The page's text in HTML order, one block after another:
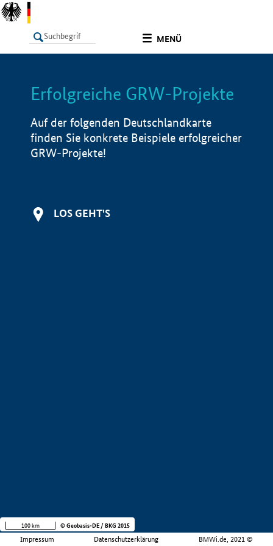
MENÜ
LISTE Info
Erfolgreiche GRW-Projekte
Auf der folgenden Deutschlandkarte
finden Sie konkrete Beispiele erfolgreicher
GRW-Projekte!
LOS GEHT'S
Impressum Datenschutzerklärung BMWi.de, 2021 ©
100 km © Geobasis-DE / BKG 2015